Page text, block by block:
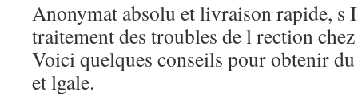
Anonymat absolu et livraison rapide, s
traitement des troubles de l rection
Voici quelques conseils pour obtenir
et lgale.